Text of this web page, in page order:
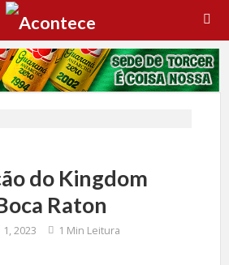
do Kingdom
Raton
2023 1 Min Leitura